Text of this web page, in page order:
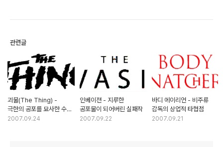
관련글
괴물(The Thing) -
극한의 공포를 묘사한 수작
SF 호러물
2007.09.24
인베이젼 - 지루한
공포물이 되어버린 실패작
2007.09.22
바디 에이리언 - 비주류
감독의 상업적 타협점
2007.09.21